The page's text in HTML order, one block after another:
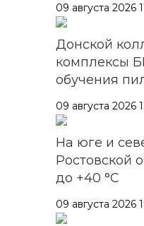
09 августа 2026
Донской
комплексы
обучения
09 августа 2026
На юге и
Ростовской
до +40 °C
09 августа 2026